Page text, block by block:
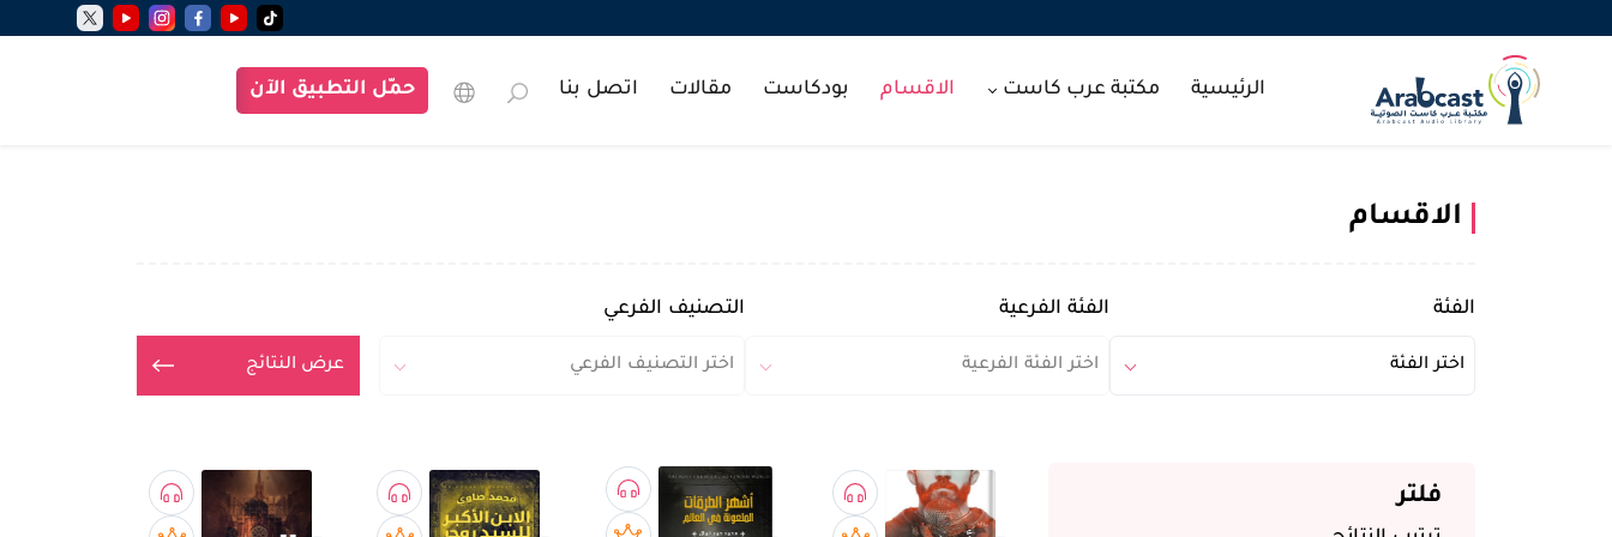
الرئيسية مكتبة عرب كاست الاقسام بودكاست مقالات اتصل بنا حمّل التطبيق الآن
الاقسام
الفئة
اختر الفئة
الفئة الفرعية
اختر الفئة الفرعية
التصنيف الفرعي
اختر التصنيف الفرعي عرض النتائج
فلتر